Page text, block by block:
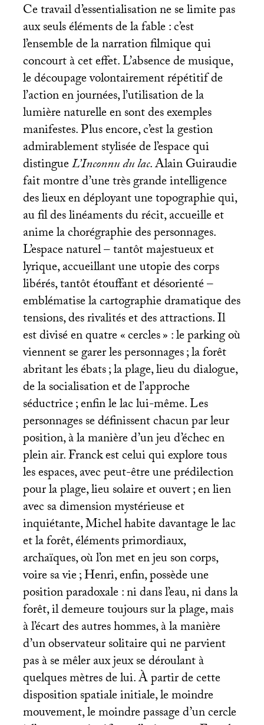
Ce travail d’essentialisation ne se limite pas
aux seuls éléments de la fable : c’est
l’ensemble de la narration filmique qui
concourt à cet effet. L’absence de musique,
le découpage volontairement répétitif de
l’action en journées, l’utilisation de la
lumière naturelle en sont des exemples
manifestes. Plus encore, c’est la gestion
admirablement stylisée de l’espace qui
distingueL’Inconnu du lac. Alain Guiraudie
fait montre d’une très grande intelligence
des lieux en déployant une topographie qui,
au fil des linéaments du récit, accueille et
anime la chorégraphie des personnages.
L’espace naturel – tantôt majestueux et
lyrique, accueillant une utopie des corps
libérés, tantôt étouffant et désorienté –
emblématise la cartographie dramatique des
tensions, des rivalités et des attractions. Il
est divisé en quatre «cercles» : le parking où
viennent se garer les personnages; la forêt
abritant les ébats; la plage, lieu du dialogue,
de la socialisation et de l’approche
séductrice; enfin le lac lui-même. Les
personnages se définissent chacun par leur
position, à la manière d’un jeu d’échec en
plein air. Franck est celui qui explore tous
les espaces, avec peut-être une prédilection
pour la plage, lieu solaire et ouvert; en lien
avec sa dimension mystérieuse et
inquiétante, Michel habite davantage le lac
et la forêt, éléments primordiaux,
archaïques, où l’on met en jeu son corps,
voire sa vie; Henri, enfin, possède une
position paradoxale : ni dans l’eau, ni dans la
forêt, il demeure toujours sur la plage, mais
à l’écart des autres hommes, à la manière
d’un observateur solitaire qui ne parvient
pas à se mêler aux jeux se déroulant à
quelques mètres de lui. À partir de cette
disposition spatiale initiale, le moindre
mouvement, le moindre passage d’un cercle